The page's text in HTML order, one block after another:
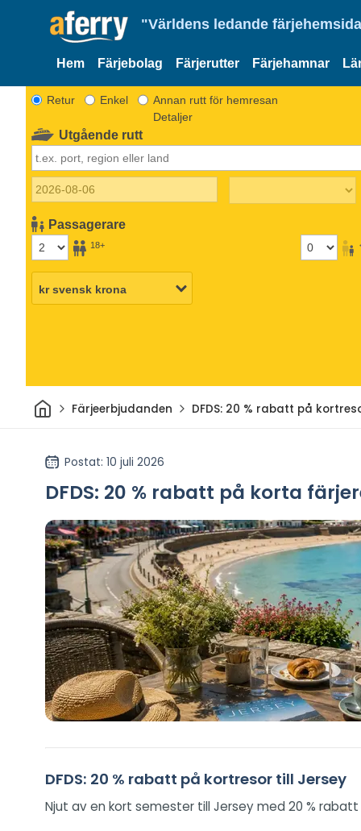
"Världens ledande
Hem Färjebolag Färjerutter Färjehamnar
Retur Enkel
Annan rutt för hemresan
Detaljer
Utgående rutt
Passagerare
18+
HemFärjeerbjudanden DFDS: 20 % rabatt på
Postat: 10 juli 2026
DFDS: 20 % rabatt på korta
DFDS: 20 % rabatt på kortresor till Jersey
Njut av en kort semester till Jersey med 20 %